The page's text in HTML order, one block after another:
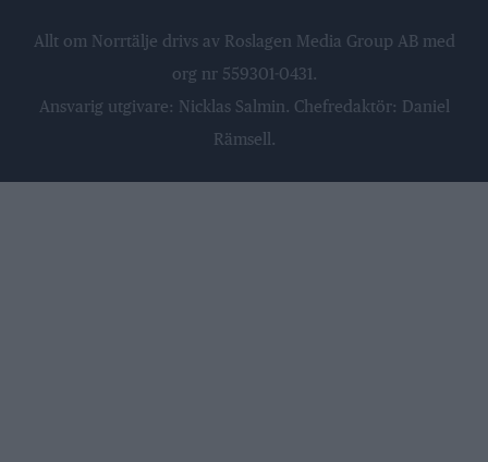
Allt om Norrtälje drivs av Roslagen Media Group AB med
org nr 559301-0431.
Ansvarig utgivare: Nicklas Salmin. Chefredaktör: Daniel
Rämsell.